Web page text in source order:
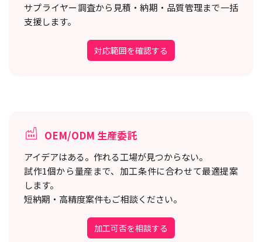
サプライヤー調査から見積・納期・品質管理まで一括
支援します。
対応範囲を確認する
OEM/ODM 生産委託
アイデアはある。作れる工場が見つからない。
試作1個から量産まで、加工条件に合わせて最適提案
します。
短納期・高精度案件もご相談ください。
加工可否を相談する